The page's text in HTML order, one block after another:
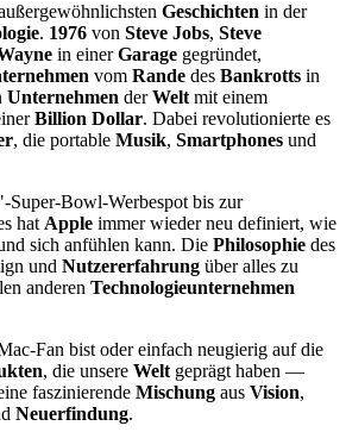
Geschichten in der
. 1976 von Steve Jobs, Steve
in einerGarage gegründet,
vom Rande des Bankrotts in
Unternehmen derWelt mit einem
Billion Dollar. Dabei revolutionierte es
, die portable Musik, Smartphones und
Super-Bowl-Werbespot bis zur
hat Apple immer wieder neu definiert, wie
sich anfühlen kann. Die Philosophie des
und Nutzererfahrung über alles zu
anderen Technologieunternehmen
Fan bist oder einfach neugierig auf die
, die unsere Welt geprägt haben —
faszinierende Mischung aus Vision,
Neuerfindung.